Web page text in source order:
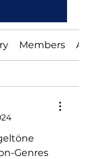
Members
Genres